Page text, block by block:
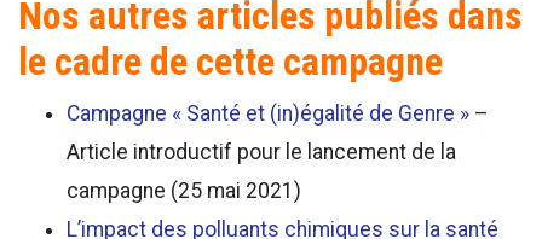
Nos autres articles publiés dans
le cadre de cette campagne
Campagne « Santé et (in)égalité de Genre » –
Article introductif pour le lancement de la
campagne (25 mai 2021)
L’impact des polluants chimiques sur la santé